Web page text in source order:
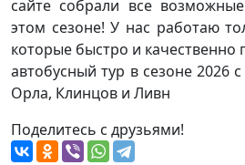
сайте собрали все
этом сезоне! У нас работаю
которые быстро и
автобусный тур в сезоне 2026
Орла, Клинцов и Ливн
Поделитесь с друзьями!